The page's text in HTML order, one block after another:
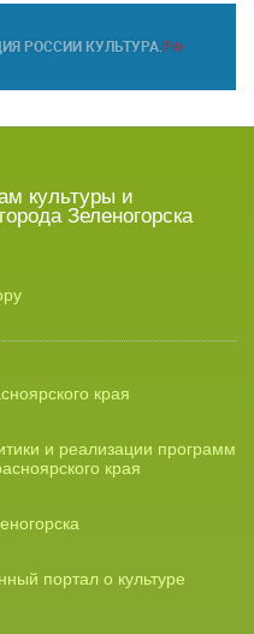
культуры и
Зеленогорска
края
и реализации программ
края
портал о культуре